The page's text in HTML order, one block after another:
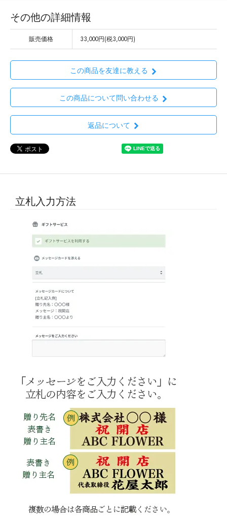
その他の詳細情報
販売価格 33,000円(税3,000円)
この商品を友達に教える
この商品について問い合わせる
返品について
立札入力方法